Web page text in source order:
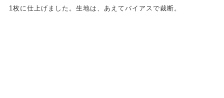
1枚に仕上げました。生地は、あえてバイアスで裁断。